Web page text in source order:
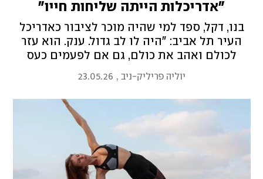
"אדריכלות הייתה שליחות חייו"
בנו, דקל, ספד למי שהיה מוכר לציבור כאדריכל
העיר תל אביב: "היה לו לב גדול. ענק. הוא עזר
לכולם ואהב את כולם, גם אם לפעמים כעס
וצעק. האהבה הכי גדולה שלו היתה לתל אביב
ולמדבר"
יוליה פריליק-ניב,
23.05.26